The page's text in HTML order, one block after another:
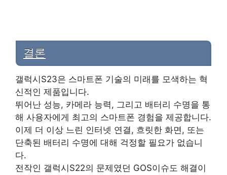
결론
갤럭시S23은 스마트폰 기술의 미래를 모색하는 혁
신적인 제품입니다.
뛰어난 성능, 카메라 능력, 그리고 배터리 수명을 통
해 사용자에게 최고의 스마트폰 경험을 제공합니다.
이제 더 이상 느린 인터넷 연결, 흐릿한 화면, 또는
단축된 배터리 수명에 대해 걱정할 필요가 없습니
다.
전작인 갤럭시S22의 문제였던 GOS이슈도 해결이